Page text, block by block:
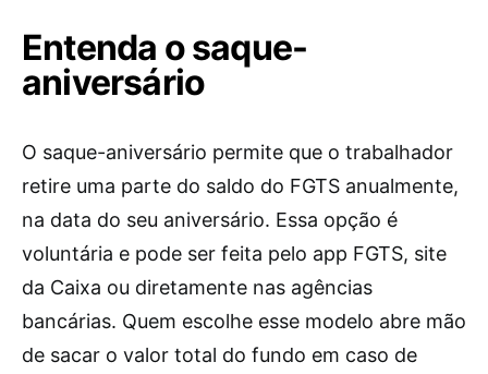
Entenda o saque-
aniversário
O saque-aniversário permite que o trabalhador
retire uma parte do saldo do FGTS anualmente,
na data do seu aniversário. Essa opção é
voluntária e pode ser feita pelo app FGTS, site
da Caixa ou diretamente nas agências
bancárias. Quem escolhe esse modelo abre mão
de sacar o valor total do fundo em caso de